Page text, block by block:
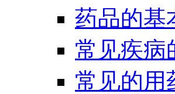
药品的基
常见疾病
常见的用